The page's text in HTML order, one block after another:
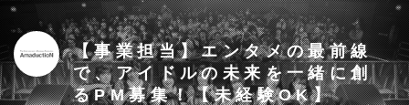
【事業担当】エンタメの最前線
で、アイドルの未来を一緒に創
るPM募集！【未経験OK】